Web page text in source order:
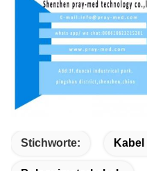
Stichworte: